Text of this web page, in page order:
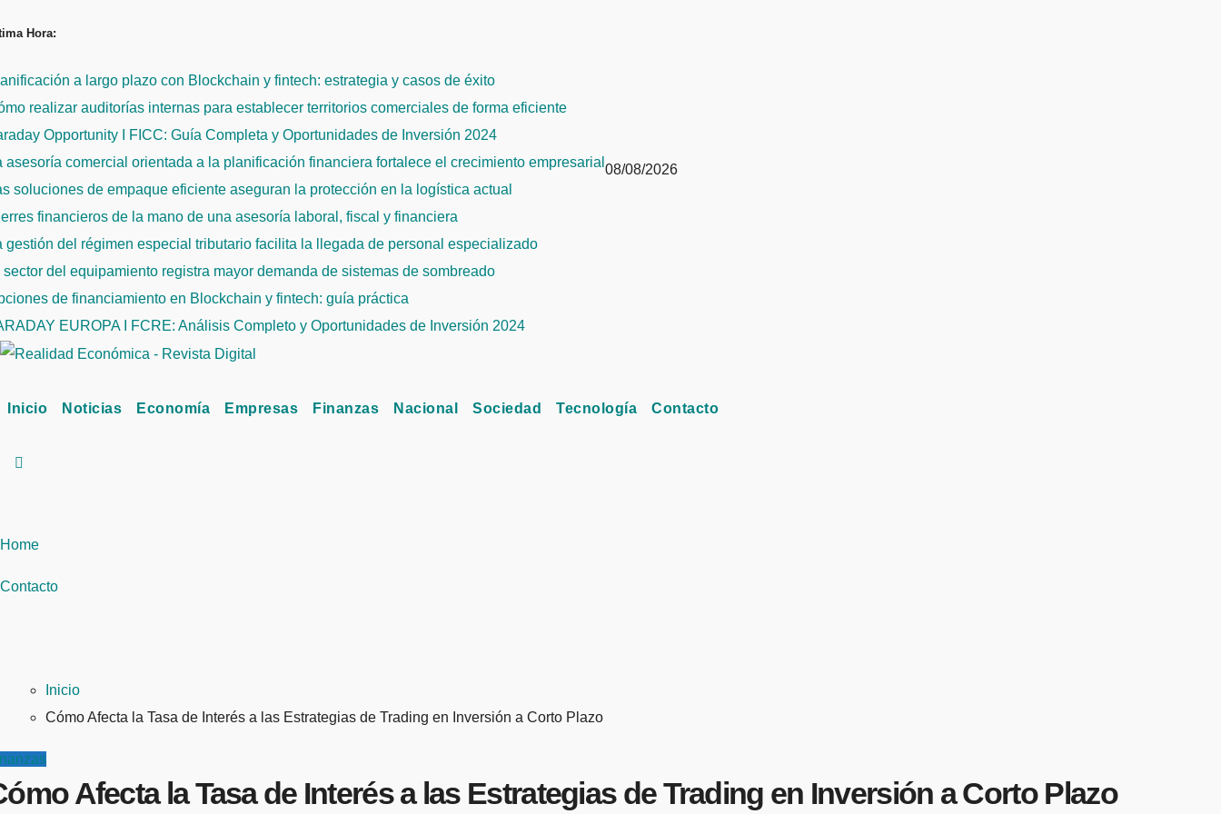
al
Hora:
a largo plazo con Blockchain y fintech: estrategia y casos de éxito
realizar auditorías internas para establecer territorios comerciales de forma eficiente
Opportunity I FICC: Guía Completa y Oportunidades de Inversión 2024
asesoría comercial orientada a la planificación financiera fortalece el crecimiento empresarial
soluciones de empaque eficiente aseguran la protección en la logística actual
financieros de la mano de una asesoría laboral, fiscal y financiera
gestión del régimen especial tributario facilita la llegada de personal especializado
sector del equipamiento registra mayor demanda de sistemas de sombreado
de financiamiento en Blockchain y fintech: guía práctica
EUROPA I FCRE: Análisis Completo y Oportunidades de Inversión 2024
08/08/2026
Inicio Noticias Economía Empresas Finanzas Nacional Sociedad Tecnología Contacto
Home
Contacto
Inicio
Cómo Afecta la Tasa de Interés a las Estrategias de Trading en Inversión a Corto Plazo
Afecta la Tasa de Interés a las Estrategias de Trading en Inversión a Corto Plazo